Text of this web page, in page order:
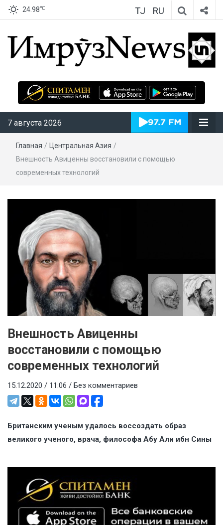
24.98℃ TJ RU
ИмрӯзNews
7 августа 2026
Главная / Центральная Азия /
Внешность Авиценны восстановили с помощью
современных технологий
Внешность Авиценны
восстановили с помощью
современных технологий
15.12.2020 / 11:06 / Без комментариев
Британским ученым удалось воссоздать образ
великого ученого, врача, философа Абу Али ибн Сины